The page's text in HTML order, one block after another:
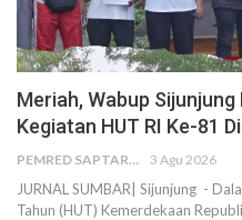
Meriah, Wabup
Kegiatan HUT RI Ke-81
PEMRED SAPTARIUS 3 Agu 2026
JURNAL SUMBAR| Sijunjung -
Tahun (HUT) Kemerdekaan